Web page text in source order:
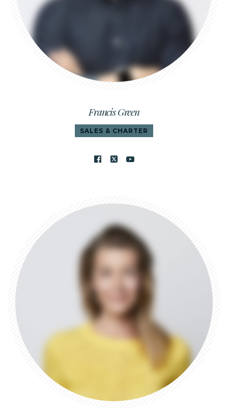
Francis Green
SALES & CHARTER